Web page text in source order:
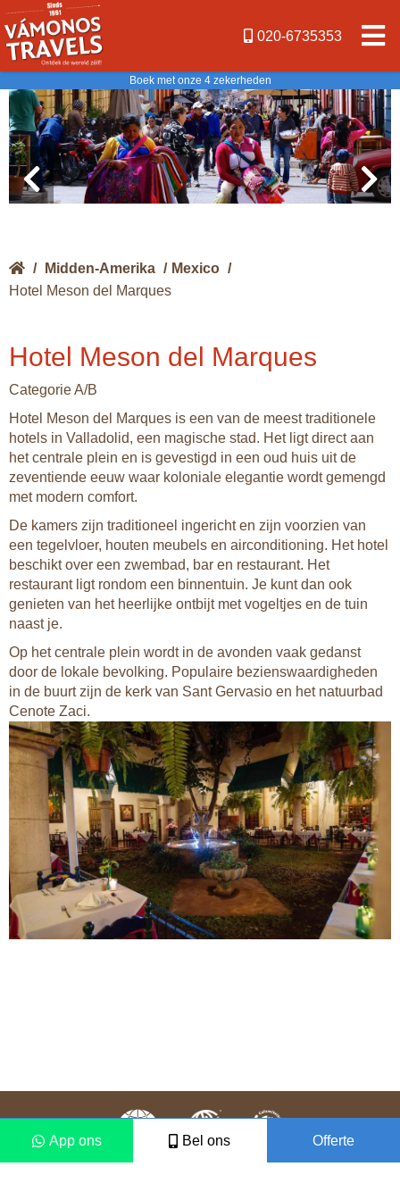
020-6735353
Boek met onze 4 zekerheden
/ Midden-Amerika / Mexico /
Hotel Meson del Marques
Hotel Meson del Marques
Categorie A/B
Hotel Meson del Marques is een van de meest traditionele
hotels in Valladolid, een magische stad. Het ligt direct aan
het centrale plein en is gevestigd in een oud huis uit de
zeventiende eeuw waar koloniale elegantie wordt gemengd
met modern comfort.
De kamers zijn traditioneel ingericht en zijn voorzien van
een tegelvloer, houten meubels en airconditioning. Het hotel
beschikt over een zwembad, bar en restaurant. Het
restaurant ligt rondom een binnentuin. Je kunt dan ook
genieten van het heerlijke ontbijt met vogeltjes en de tuin
naast je.
Op het centrale plein wordt in de avonden vaak gedanst
door de lokale bevolking. Populaire bezienswaardigheden
in de buurt zijn de kerk van Sant Gervasio en het natuurbad
Cenote Zaci.
App ons Bel ons Offerte